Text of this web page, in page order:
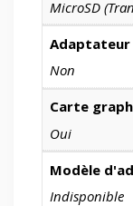
MicroSD
Non
Carte
Oui
Modèle
Indisponible